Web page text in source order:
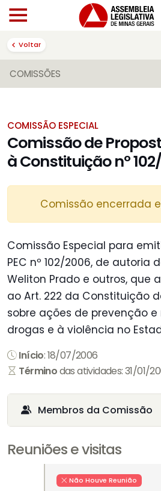
Voltar
COMISSÕES
COMISSÃO ESPECIAL
Comissão de
à Constituição nº
Comissão encerrada
Comissão Especial para
PEC nº 102/2006, de autoria
Weliton Prado e outros, que
ao Art. 222 da Constituição
sobre ações de prevenção
drogas e à violência no
Início: 18/07/2006
Términodas atividades: 31/01/
Membros da Comissão
Reuniões e visitas
Não Houve Reunião